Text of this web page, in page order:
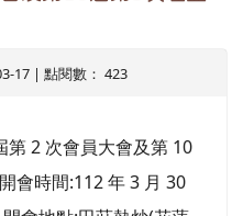
17 | 點閱數： 423
第 2 次會員大會及第 10
會時間:112 年 3 月 30